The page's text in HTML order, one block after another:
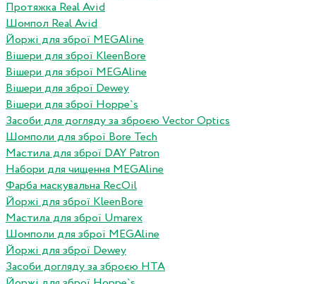
Протяжка Real Avid
Шомпол Real Avid
Йоржі для зброї MEGAline
Вішери для зброї KleenBore
Вішери для зброї MEGAline
Вішери для зброї Dewey
Вішери для зброї Hoppe`s
Засоби для догляду за зброєю Vector Optics
Шомполи для зброї Bore Tech
Мастила для зброї DAY Patron
Набори для чищення MEGAline
Фарба маскувальна RecOil
Йоржі для зброї KleenBore
Мастила для зброї Umarex
Шомполи для зброї MEGAline
Йоржі для зброї Dewey
Засоби догляду за зброєю HTA